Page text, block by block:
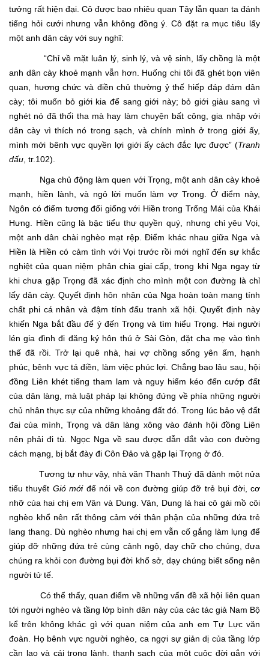
tưởng rất hiện đại. Cô được bao nhiêu quan Tây lẫn quan ta đánh
tiếng hỏi cưới nhưng vẫn không đồng ý. Cô đặt ra mục tiêu lấy
một anh dân cày với suy nghĩ:
“Chỉ về mặt luân lý, sinh lý, và vệ sinh, lấy chồng là một
anh dân cày khoẻ mạnh vẫn hơn. Huống chi tôi đã ghét bọn viên
quan, hương chức và điền chủ thường ỷ thế hiếp đáp đám dân
cày; tôi muốn bỏ giới kia để sang giới này; bỏ giới giàu sang vì
nghét nó đã thối tha mà hay làm chuyện bất công, gia nhập với
dân cày vì thích nó trong sạch, và chính mình ở trong giới ấy,
mình mới bênh vực quyền lợi giới ấy cách đắc lực được” (Tranh
đấu , tr.102).
Nga chủ động làm quen với Trọng, một anh dân cày khoẻ
mạnh, hiền lành, và ngỏ lời muốn làm vợ Trọng. Ở điểm này,
Ngôn có điểm tương đối giống với Hiền trong Trống Mái của Khái
Hưng. Hiền cũng là bậc tiểu thư quyền quý, nhưng chỉ yêu Vọi,
một anh dân chài nghèo mạt rệp. Điểm khác nhau giữa Nga và
Hiền là Hiền có cảm tình với Vọi trước rồi mới nghĩ đến sự khắc
nghiệt của quan niệm phân chia giai cấp, trong khi Nga ngay từ
khi chưa gặp Trọng đã xác định cho mình một con đường là chỉ
lấy dân cày. Quyết định hôn nhân của Nga hoàn toàn mang tính
chất phi cá nhân và đậm tính đấu tranh xã hội. Quyết định này
khiến Nga bắt đầu để ý đến Trọng và tìm hiểu Trọng. Hai người
lén gia đình đi đăng ký hôn thú ở Sài Gòn, đặt cha mẹ vào tình
thế đã rồi. Trở lại quê nhà, hai vợ chồng sống yên ấm, hạnh
phúc, bênh vực tá điền, làm việc phúc lợi. Chẳng bao lâu sau, hội
đồng Liên khét tiếng tham lam và nguy hiểm kéo đến cướp đất
của dân làng, mà luật pháp lại không đứng về phía những người
chủ nhân thực sự của những khoảng đất đó. Trong lúc bảo vệ đất
đai của mình, Trọng và dân làng xông vào đánh hội đồng Liên
nên phải đi tù. Ngọc Nga về sau được dẫn dắt vào con đường
cách mạng, bị bắt đày đi Côn Đảo và gặp lại Trọng ở đó.
Tương tự như vậy, nhà văn Thanh Thuỷ đã dành một nửa
tiểu thuyết Gió mớiđể nói về con đường giúp đỡ trẻ bụi đời, cơ
nhỡ của hai chị em Vân và Dung. Vân, Dung là hai cô gái mồ côi
nghèo khổ nên rất thông cảm với thân phận của những đứa trẻ
lang thang. Dù nghèo nhưng hai chị em vẫn cố gắng làm lụng để
giúp đỡ những đứa trẻ cùng cảnh ngộ, dạy chữ cho chúng, đưa
chúng ra khỏi con đường bụi đời khổ sở, dạy chúng biết sống nên
người tử tế.
Có thể thấy, quan điểm về những vấn đề xã hội liên quan
tới người nghèo và tầng lớp bình dân này của các tác giả Nam Bộ
kể trên không khác gì với quan niệm của anh em Tự Lực văn
đoàn. Họ bênh vực người nghèo, ca ngợi sự giản dị của tầng lớp
cần lao và cái trong lành, thanh sạch của một cuộc đời gắn với